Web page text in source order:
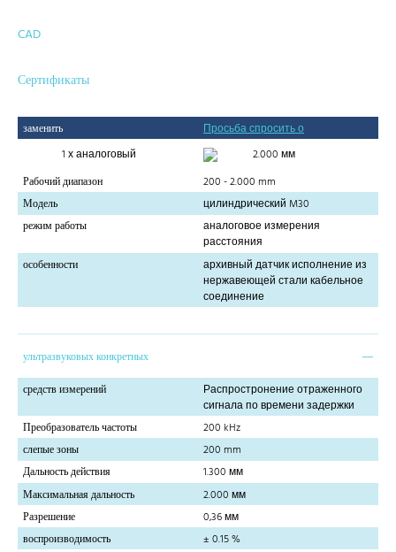
CAD
Сертификаты
заменить
Просьба спросить о
1 х аналоговый
2.000 мм
Рабочий диапазон
200 - 2.000 mm
Модель
цилиндрический M30
режим работы
аналоговое измерения
расстояния
особенности
архивный датчик исполнение из
нержавеющей стали кабельное
соединение
ультразвуковых конкретных
средств измерений
Распростронение отраженного
сигнала по времени задержки
Преобразователь частоты
200 kHz
слепые зоны
200 mm
Дальность действия
1.300 мм
Максимальная дальность
2.000 мм
Разрешение
0,36 мм
воспроизводимость
± 0.15 %